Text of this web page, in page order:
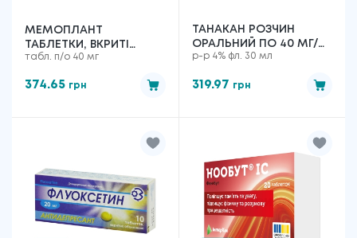
МЕМОПЛАНТ
ТАБЛЕТКИ, ВКРИТІ
ОБОЛОНКОЮ ПО 40 МГ
табл. п/о 40 мг
374.65 грн
ТАНАКАН РОЗЧИН
ОРАЛЬНИЙ ПО 40 МГ/
МЛ №1
р-р 4% фл. 30 мл
319.97 грн